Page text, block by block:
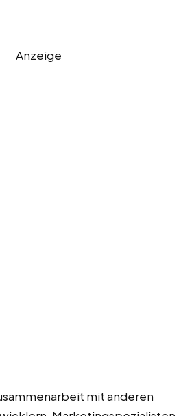
Anzeige
mit anderen